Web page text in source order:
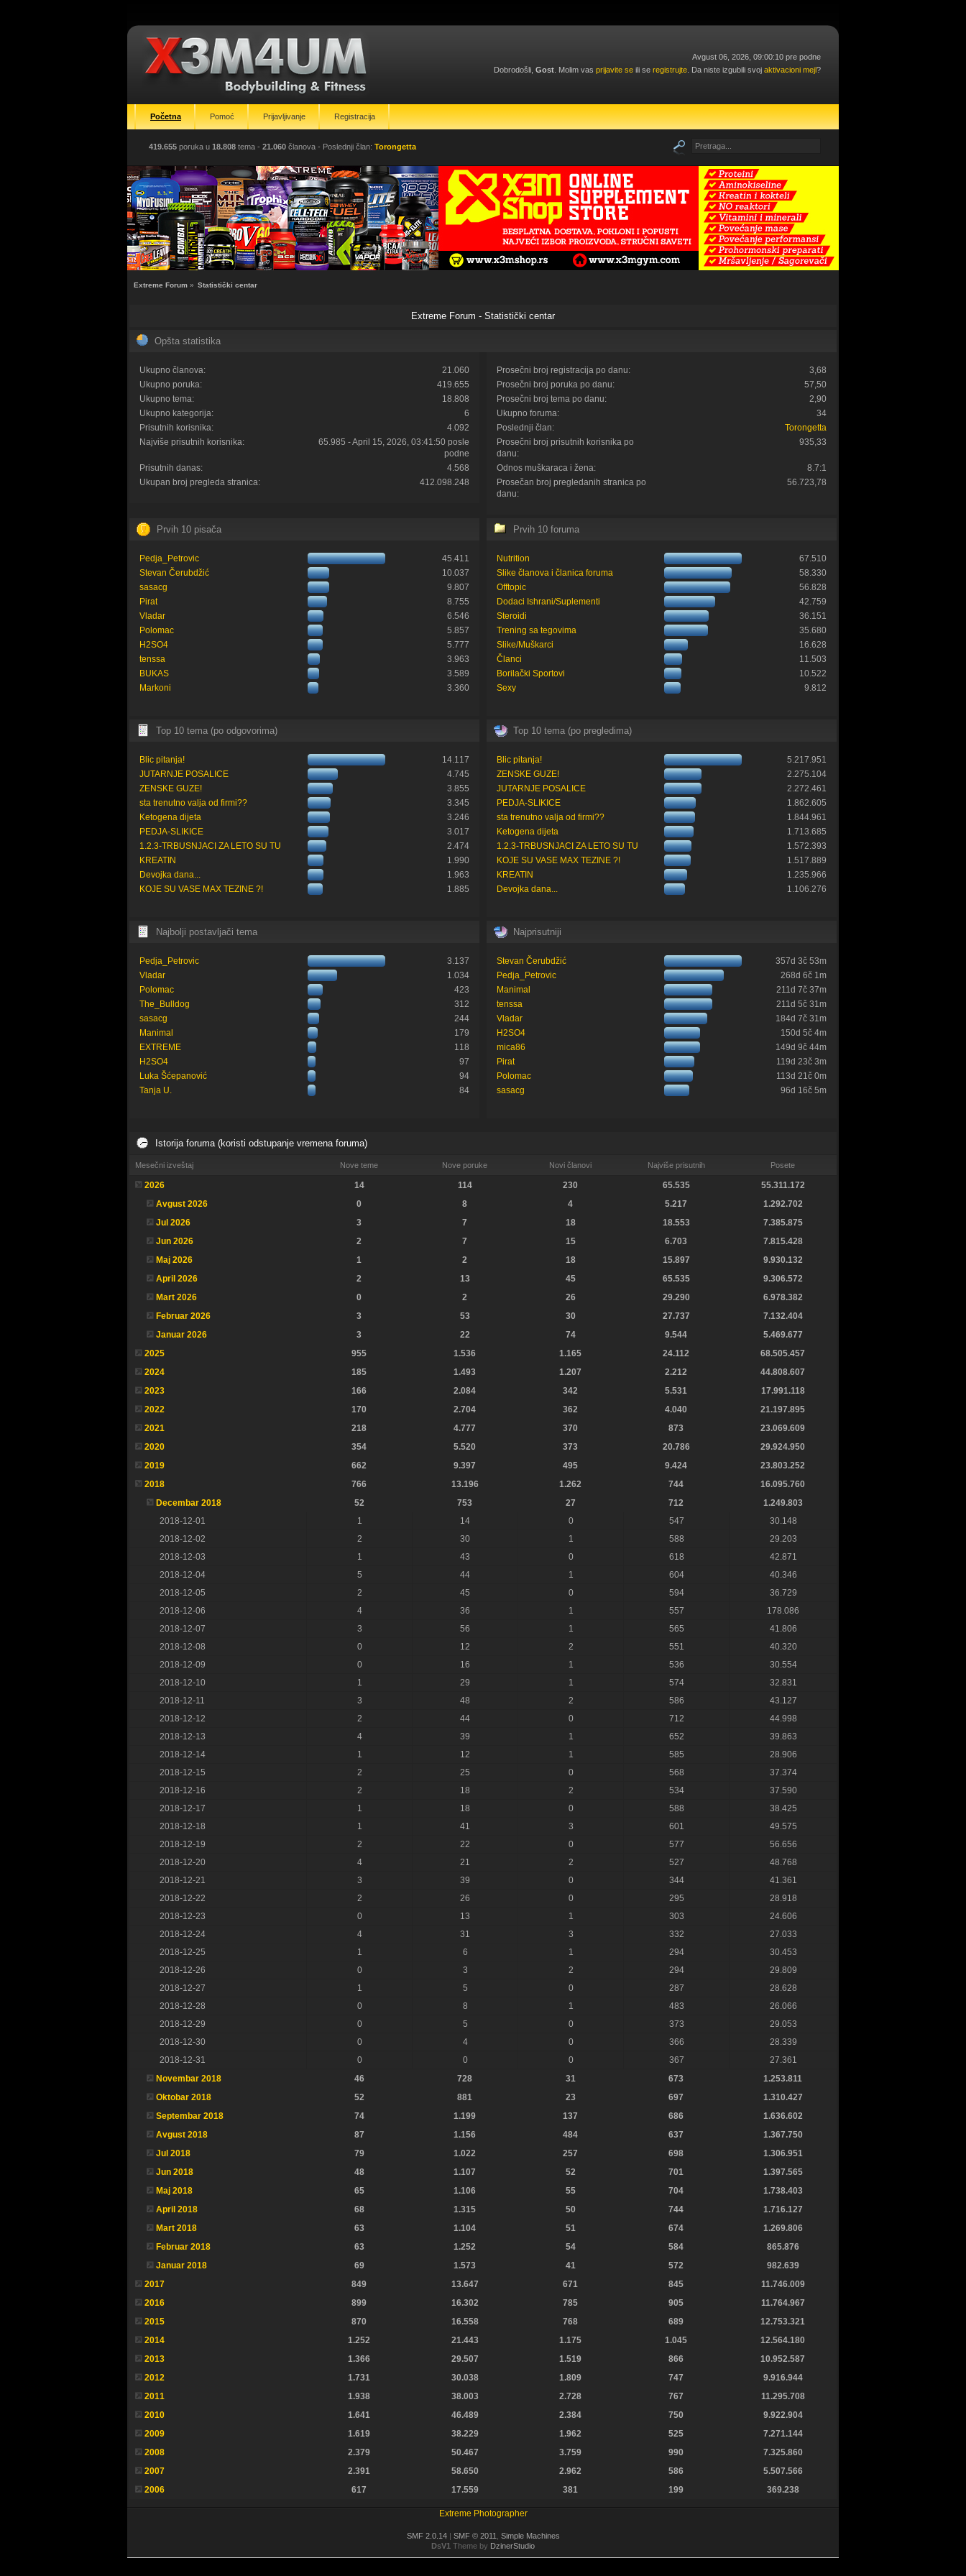
Avgust 06, 2026, 09:00:10 pre podne
Dobrodošli, Gost . Molim vas prijavite se ili se registrujte . Da niste izgubili svoj aktivacioni mejl?
Početna Pomoć Prijavljivanje Registracija
419.655 poruka u 18.808 tema - 21.060 članova - Poslednji član: Torongetta
Extreme Forum » Statistički centar
Extreme Forum - Statistički centar
Opšta statistika
Ukupno članova:
21.060
Ukupno poruka:
419.655
Ukupno tema:
18.808
Ukupno kategorija:
6
Prisutnih korisnika:
4.092
Najviše prisutnih korisnika:
65.985 - April 15, 2026, 03:41:50 posle
podne
Prisutnih danas:
4.568
Ukupan broj pregleda stranica:
412.098.248
Prosečni broj registracija po danu:
3,68
Prosečni broj poruka po danu:
57,50
Prosečni broj tema po danu:
2,90
Ukupno foruma:
34
Poslednji član:
Torongetta
Prosečni broj prisutnih korisnika po
danu:
935,33
Odnos muškaraca i žena:
8.7:1
Prosečan broj pregledanih stranica po
danu:
56.723,78
Prvih 10 pisača
Pedja_Petrovic
45.411
Stevan Čerubdžić
10.037
sasacg
9.807
Pirat
8.755
Vladar
6.546
Polomac
5.857
H2SO4
5.777
tenssa
3.963
BUKAS
3.589
Markoni
3.360
Prvih 10 foruma
Nutrition
67.510
Slike članova i članica foruma
58.330
Offtopic
56.828
Dodaci Ishrani/Suplementi
42.759
Steroidi
36.151
Trening sa tegovima
35.680
Slike/Muškarci
16.628
Članci
11.503
Borilački Sportovi
10.522
Sexy
9.812
Top 10 tema (po odgovorima)
Blic pitanja!
14.117
JUTARNJE POSALICE
4.745
ZENSKE GUZE!
3.855
sta trenutno valja od firmi??
3.345
Ketogena dijeta
3.246
PEDJA-SLIKICE
3.017
1.2.3-TRBUSNJACI ZA LETO SU TU
2.474
KREATIN
1.990
Devojka dana...
1.963
KOJE SU VASE MAX TEZINE ?!
1.885
Top 10 tema (po pregledima)
Blic pitanja!
5.217.951
ZENSKE GUZE!
2.275.104
JUTARNJE POSALICE
2.272.461
PEDJA-SLIKICE
1.862.605
sta trenutno valja od firmi??
1.844.961
Ketogena dijeta
1.713.685
1.2.3-TRBUSNJACI ZA LETO SU TU
1.572.393
KOJE SU VASE MAX TEZINE ?!
1.517.889
KREATIN
1.235.966
Devojka dana...
1.106.276
Najbolji postavljači tema
Pedja_Petrovic
3.137
Vladar
1.034
Polomac
423
The_Bulldog
312
sasacg
244
Manimal
179
EXTREME
118
H2SO4
97
Luka Šćepanović
94
Tanja U.
84
Najprisutniji
Stevan Čerubdžić
357d 3č 53m
Pedja_Petrovic
268d 6č 1m
Manimal
211d 7č 37m
tenssa
211d 5č 31m
Vladar
184d 7č 31m
H2SO4
150d 5č 4m
mica86
149d 9č 44m
Pirat
119d 23č 3m
Polomac
113d 21č 0m
sasacg
96d 16č 5m
Istorija foruma (koristi odstupanje vremena foruma)
Mesečni izveštaj Nove teme Nove poruke Novi članovi Najviše prisutnih Posete
2026 14 114 230 65.535
55.311.172
Avgust 2026
0 8 4 5.217
1.292.702
Jul 2026
3 7 18 18.553
7.385.875
Jun 2026
2 7 15 6.703
7.815.428
Maj 2026
1 2 18 15.897
9.930.132
April 2026
2 13 45 65.535
9.306.572
Mart 2026
0 2 26 29.290
6.978.382
Februar 2026
3 53 30 27.737
7.132.404
Januar 2026
3 22 74 9.544
5.469.677
2025
955 1.536 1.165 24.112
68.505.457
2024
185 1.493 1.207 2.212
44.808.607
2023
166 2.084 342 5.531
17.991.118
2022
170 2.704 362 4.040
21.197.895
2021
218 4.777 370 873
23.069.609
2020
354 5.520 373 20.786
29.924.950
2019
662 9.397 495 9.424
23.803.252
2018
766 13.196 1.262 744
16.095.760
Decembar 2018
52 753 27 712
1.249.803
2018-12-01
1 14 0 547
30.148
2018-12-02
2 30 1 588
29.203
2018-12-03
1 43 0 618
42.871
2018-12-04
5 44 1 604
40.346
2018-12-05
2 45 0 594
36.729
2018-12-06
4 36 1 557
178.086
2018-12-07
3 56 1 565
41.806
2018-12-08
0 12 2 551
40.320
2018-12-09
0 16 1 536
30.554
2018-12-10
1 29 1 574
32.831
2018-12-11
3 48 2 586
43.127
2018-12-12
2 44 0 712
44.998
2018-12-13
4 39 1 652
39.863
2018-12-14
1 12 1 585
28.906
2018-12-15
2 25 0 568
37.374
2018-12-16
2 18 2 534
37.590
2018-12-17
1 18 0 588
38.425
2018-12-18
1 41 3 601
49.575
2018-12-19
2 22 0 577
56.656
2018-12-20
4 21 2 527
48.768
2018-12-21
3 39 0 344
41.361
2018-12-22
2 26 0 295
28.918
2018-12-23
0 13 1 303
24.606
2018-12-24
4 31 3 332
27.033
2018-12-25
1 6 1 294
30.453
2018-12-26
0 3 2 294
29.809
2018-12-27
1 5 0 287
28.628
2018-12-28
0 8 1 483
26.066
2018-12-29
0 5 0 373
29.053
2018-12-30
0 4 0 366
28.339
2018-12-31
0 0 0 367
27.361
Novembar 2018
46 728 31 673
1.253.811
Oktobar 2018
52 881 23 697
1.310.427
Septembar 2018
74 1.199 137 686
1.636.602
Avgust 2018
87 1.156 484 637
1.367.750
Jul 2018
79 1.022 257 698
1.306.951
Jun 2018
48 1.107 52 701
1.397.565
Maj 2018
65 1.106 55 704
1.738.403
April 2018
68 1.315 50 744
1.716.127
Mart 2018
63 1.104 51 674
1.269.806
Februar 2018
63 1.252 54 584
865.876
Januar 2018
69 1.573 41 572
982.639
2017
849 13.647 671 845
11.746.009
2016
899 16.302 785 905
11.764.967
2015
870 16.558 768 689
12.753.321
2014
1.252 21.443 1.175 1.045
12.564.180
2013
1.366 29.507 1.519 866
10.952.587
2012
1.731 30.038 1.809 747
9.916.944
2011
1.938 38.003 2.728 767
11.295.708
2010
1.641 46.489 2.384 750
9.922.904
2009
1.619 38.229 1.962 525
7.271.144
2008
2.379 50.467 3.759 990
7.325.860
2007
2.391 58.650 2.962 586
5.507.566
2006
617 17.559 381 199 369.238
Extreme Photographer
SMF 2.0.14| SMF © 2011
Simple Machines
DsV1 Theme by DzinerStudio